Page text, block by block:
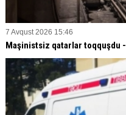
7 Avqust 2026 15:46
Maşinistsiz qatarlar toqquşdu -